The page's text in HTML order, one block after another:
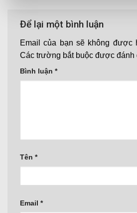
Để lại một bình luận
Email của bạn sẽ không được
Các trường bắt buộc được đánh
Bình luận *
Tên *
Email *